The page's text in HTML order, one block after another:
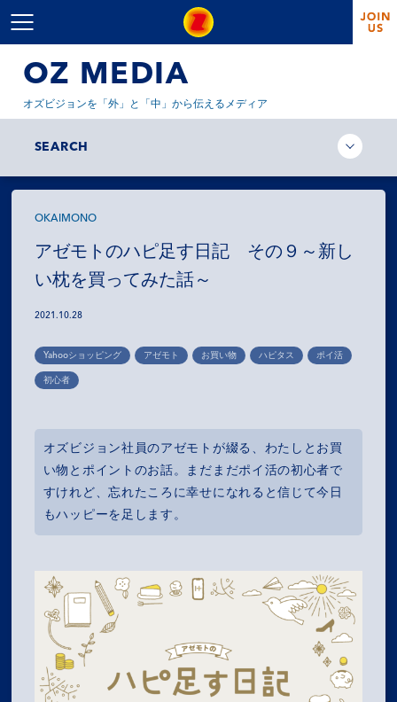
OZ MEDIA
オズビジョンを「外」と「中」から伝えるメディア
SEARCH
OKAIMONO
アゼモトのハピ足す日記 その９～新し
い枕を買ってみた話～
2021.10.28
Yahooショッピング アゼモト お買い物 ハピタス ポイ活
初心者
オズビジョン社員のアゼモトが綴る、わたしとお買
い物とポイントのお話。まだまだポイ活の初心者で
すけれど、忘れたころに幸せになれると信じて今日
もハッピーを足します。